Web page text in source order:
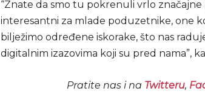
“Znate da smo tu pokrenuli vrlo
interesantni za mlade poduzetnike, one
bilježimo određene iskorake, što nas
digitalnim izazovima koji su pred nama”,
Pratite nas i na Twitteru,